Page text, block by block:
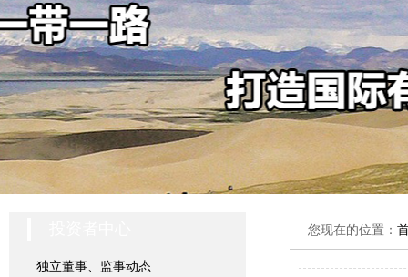
独立董事、监事动态
您现在的位置：